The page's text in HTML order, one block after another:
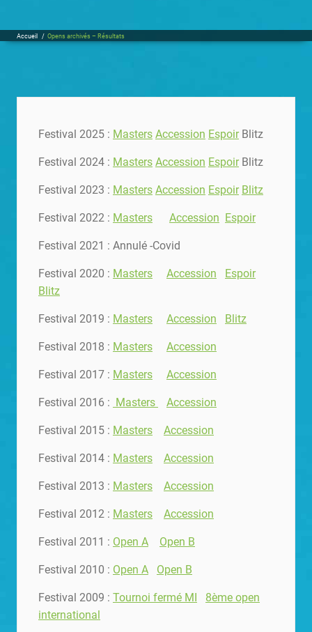
Accueil / Opens archivés – Résultats
Festival 2025 : Masters Accession EspoirBlitz
Festival 2024 : Masters Accession EspoirBlitz
Festival 2023 : Masters Accession Espoir Blitz
Festival 2022 : Masters Accession Espoir
Festival 2021 : Annulé -Covid
Festival 2020 : Masters Accession
Espoir
Blitz
Festival 2019 : Masters Accession Blitz
Festival 2018 : Masters Accession
Festival 2017 : Masters Accession
Festival 2016 : Masters Accession
Festival 2015 : Masters Accession
Festival 2014 : Masters Accession
Festival 2013 : Masters Accession
Festival 2012 : Masters Accession
Festival 2011 : Open A Open B
Festival 2010 : Open A Open B
Festival 2009 : Tournoi fermé MI
8ème open
international